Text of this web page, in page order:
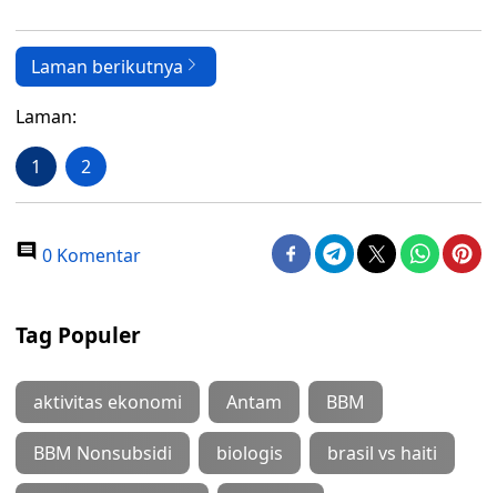
Laman berikutnya
Laman:
1 2
0 Komentar
Tag Populer
aktivitas ekonomi Antam BBM
BBM Nonsubsidi biologis brasil vs haiti